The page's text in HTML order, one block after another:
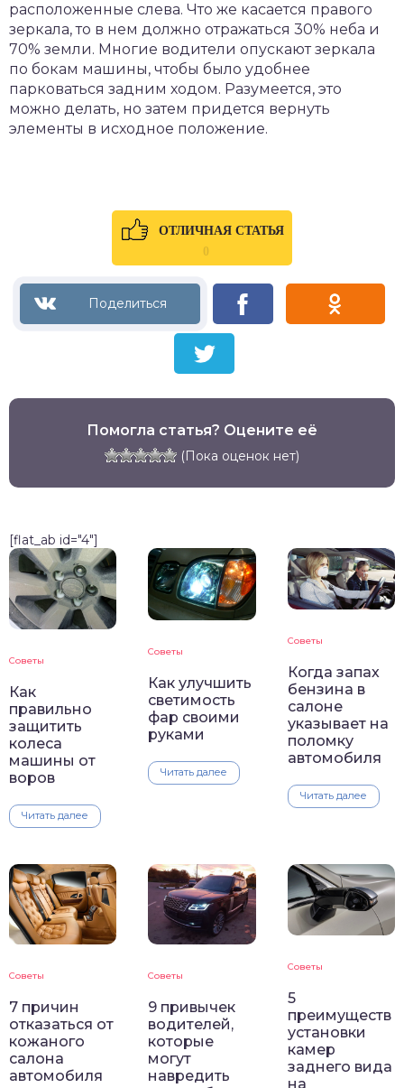
расположенные слева. Что же касается правого
зеркала, то в нем должно отражаться 30% неба и
70% земли. Многие водители опускают зеркала
по бокам машины, чтобы было удобнее
парковаться задним ходом. Разумеется, это
можно делать, но затем придется вернуть
элементы в исходное положение.
ОТЛИЧНАЯ СТАТЬЯ
0
Помогла статья? Оцените её
(Пока оценок нет)
[flat_ab id="4"]
Советы
Как
правильно
защитить
колеса
машины от
воров
Читать далее
Советы
Как улучшить
светимость
фар своими
руками
Читать далее
Советы
Когда запах
бензина в
салоне
указывает на
поломку
автомобиля
Читать далее
Советы
7 причин
отказаться от
кожаного
салона
автомобиля
Советы
9 привычек
водителей,
которые
могут
навредить
Советы
5
преимуществ
установки
камер
заднего вида
на